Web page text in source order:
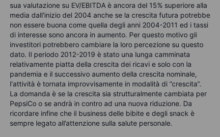
sua valutazione su EV/EBITDA è ancora del 15% superiore alla
media dall'inizio del 2004 anche se la crescita futura potrebbe
non essere buona come quella degli anni 2004-2011 ed i tassi
di interesse sono ancora in aumento. Per questo motivo gli
investitori potrebbero cambiare la loro percezione su questo
dato. Il periodo 2012-2019 è stato una lunga camminata
relativamente piatta della crescita dei ricavi e solo con la
pandemia e il successivo aumento della crescita nominale,
l'attività è tornata improvvisamente in modalità di “crescita”.
La domanda è se la crescita sia strutturalmente cambiata per
PepsiCo o se andrà in contro ad una nuova riduzione. Da
ricordare infine che il business delle bibite e degli snack è
sempre legato all’attenzione sulla salute personale.